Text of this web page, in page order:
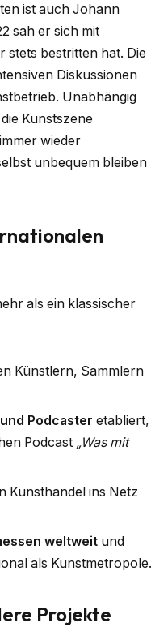
ist auch Johann
sah er sich mit
bestritten hat. Die
Diskussionen
Unabhängig
Kunstszene
wieder
unbequem bleiben
als ein klassischer
Künstlern, Sammlern
Podcaster etabliert,
Podcast „Was mit
Kunsthandel ins Netz
weltweit und
als Kunstmetropole.
Projekte